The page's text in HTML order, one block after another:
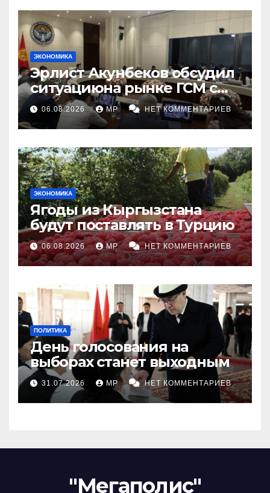
ЭКОНОМИКА
Эрлист Акунбеков обсудил
ситуациюна рынке ГСМ с
топливными компаниями
06.08.2026 MP НЕТ КОММЕНТАРИЕВ
ЭКОНОМИКА
Ягоды из Кыргызстана
будут поставлять в Турцию
06.08.2026 MP НЕТ КОММЕНТАРИЕВ
ПОЛИТИКА
День голосования на
выборах станет выходным
31.07.2026 MP НЕТ КОММЕНТАРИЕВ
"Мегаполис"